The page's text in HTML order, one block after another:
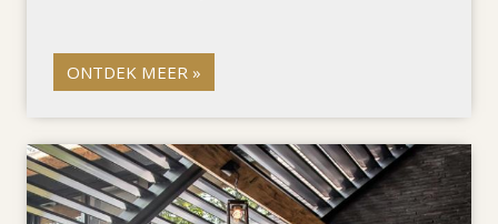
ONTDEK MEER »